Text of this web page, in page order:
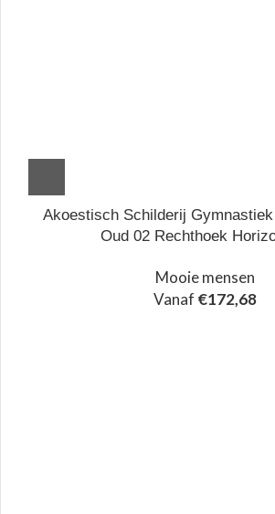
Akoestisch Schilderij
Oud 02 Rechthoek
Mooie mensen
Vanaf €172,68